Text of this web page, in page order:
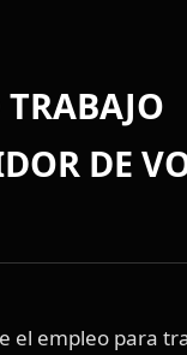
DE
el empleo para